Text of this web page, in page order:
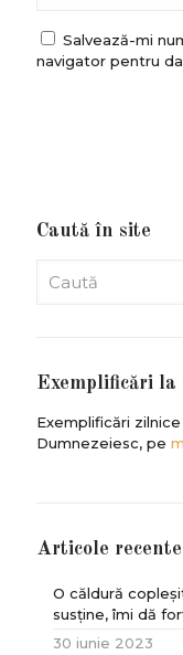
Salvează-mi
navigator pentru
Caută în site
Exemplificări la
Exemplificări
Dumnezeiesc, pe
Articole recente
O căldură
susține, îmi dă
30 iunie 2023